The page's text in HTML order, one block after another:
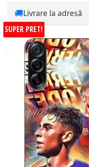
🚚Livrare la adresă
SUPER PRET!